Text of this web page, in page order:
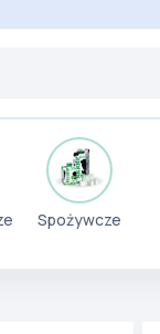
Spożywcze